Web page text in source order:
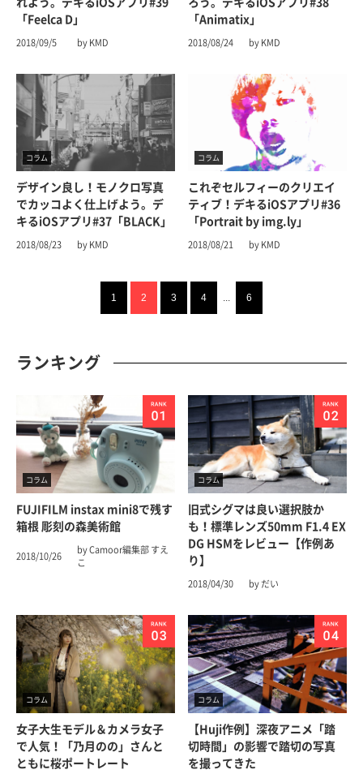
「Feelca D」
2018/09/5 by KMD
「Animatix」
2018/08/24 by KMD
コラム
デザイン良し！モノクロ写真
でカッコよく仕上げよう。デ
キるiOSアプリ#37「BLACK」
2018/08/23 by KMD
コラム
これぞセルフィーのクリエイ
ティブ！デキるiOSアプリ#36
「Portrait by img.ly」
2018/08/21 by KMD
1 2 3 4 ... 6
ランキング
コラム
FUJIFILM instax mini8で残す
箱根 彫刻の森美術館
2018/10/26
by Camoor編集部 すえ
こ
コラム
旧式シグマは良い選択肢か
も！標準レンズ50mm F1.4 EX
DG HSMをレビュー【作例あ
り】
2018/04/30 by だい
コラム
女子大生モデル＆カメラ女子
で人気！「乃月のの」さんと
ともに桜ポートレート
コラム
【Huji作例】深夜アニメ「踏
切時間」の影響で踏切の写真
を撮ってきた